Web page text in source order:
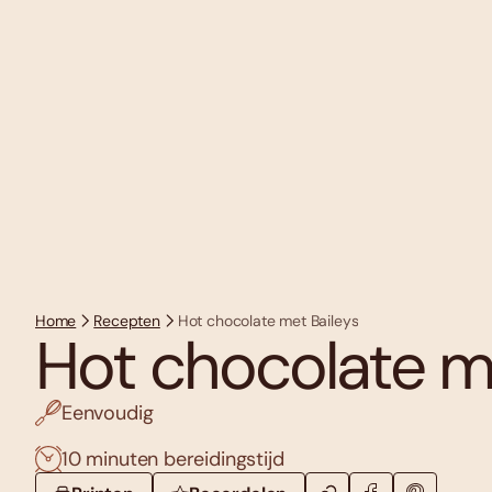
Home Recepten Hot chocolate met Baileys
Hot chocolate
Eenvoudig
10 minuten bereidingstijd